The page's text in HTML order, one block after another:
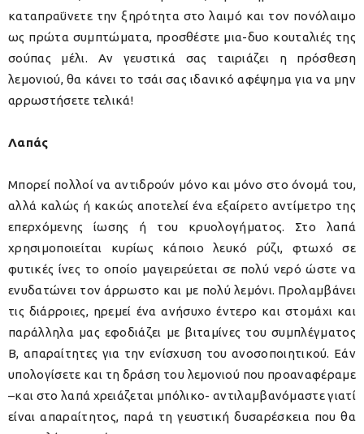
καταπραΰνετε την ξηρότητα στο λαιμό και τον πονόλαιμο
ως πρώτα συμπτώματα, προσθέστε μια-δυο κουταλιές της
σούπας μέλι. Αν γευστικά σας ταιριάζει η πρόσθεση
λεμονιού, θα κάνει το τσάι σας ιδανικό αφέψημα για να μην
αρρωστήσετε τελικά!
Λαπάς
Μπορεί πολλοί να αντιδρούν μόνο και μόνο στο όνομά του,
αλλά καλώς ή κακώς αποτελεί ένα εξαίρετο αντίμετρο της
επερχόμενης ίωσης ή του κρυολογήματος. Στο λαπά
χρησιμοποιείται κυρίως κάποιο λευκό ρύζι, φτωχό σε
φυτικές ίνες το οποίο μαγειρεύεται σε πολύ νερό ώστε να
ενυδατώνει τον άρρωστο και με πολύ λεμόνι. Προλαμβάνει
τις διάρροιες, ηρεμεί ένα ανήσυχο έντερο και στομάχι και
παράλληλα μας εφοδιάζει με βιταμίνες του συμπλέγματος
Β, απαραίτητες για την ενίσχυση του ανοσοποιητικού. Εάν
υπολογίσετε και τη δράση του λεμονιού που προαναφέραμε
–και στο λαπά χρειάζεται μπόλικο- αντιλαμβανόμαστε γιατί
είναι απαραίτητος, παρά τη γευστική δυσαρέσκεια που θα